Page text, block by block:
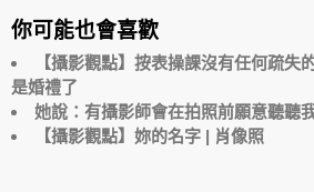
你可能也會喜歡
【攝影觀點】按表操課沒有任何疏失
是婚禮了
她說：有攝影師會在拍照前願意聽聽
【攝影觀點】妳的名字 | 肖像照